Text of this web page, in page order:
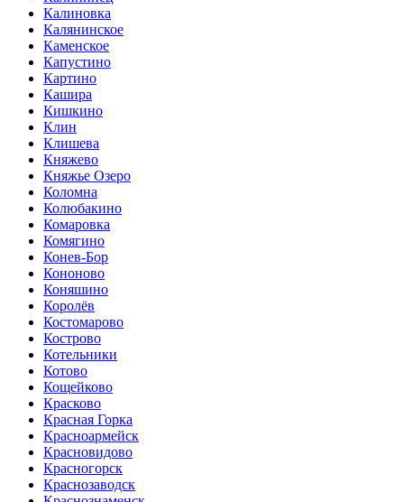
Калиновка
Калянинское
Каменское
Капустино
Картино
Кашира
Кишкино
Клин
Клишева
Княжево
Княжье Озеро
Коломна
Колюбакино
Комаровка
Комягино
Конев-Бор
Кононово
Коняшино
Королёв
Костомарово
Кострово
Котельники
Котово
Кощейково
Красково
Красная Горка
Красноармейск
Красновидово
Красногорск
Краснозаводск